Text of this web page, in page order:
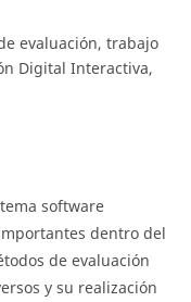
evaluación, trabajo
Digital Interactiva,
software
dentro del
de evaluación
y su realización